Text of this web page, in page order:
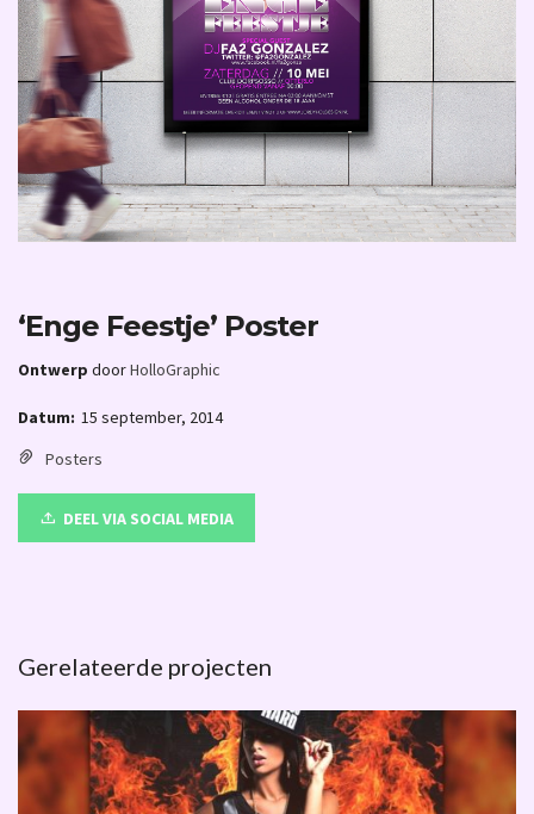
‘Enge Feestje’ Poster
Ontwerp doorHolloGraphic
Datum: 15 september, 2014
Posters
DEEL VIA SOCIAL MEDIA
Gerelateerde projecten